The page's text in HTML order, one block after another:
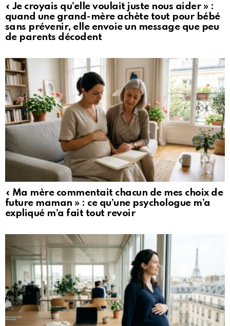
« Je croyais qu’elle voulait juste nous aider » :
quand une grand-mère achète tout pour bébé
sans prévenir, elle envoie un message que peu
de parents décodent
« Ma mère commentait chacun de mes choix de
future maman » : ce qu’une psychologue m’a
expliqué m’a fait tout revoir